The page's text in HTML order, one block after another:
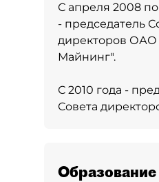
С апреля 2008 по
- председатель
директоров
Майнинг".
С 2010 года -
Совета
Образование